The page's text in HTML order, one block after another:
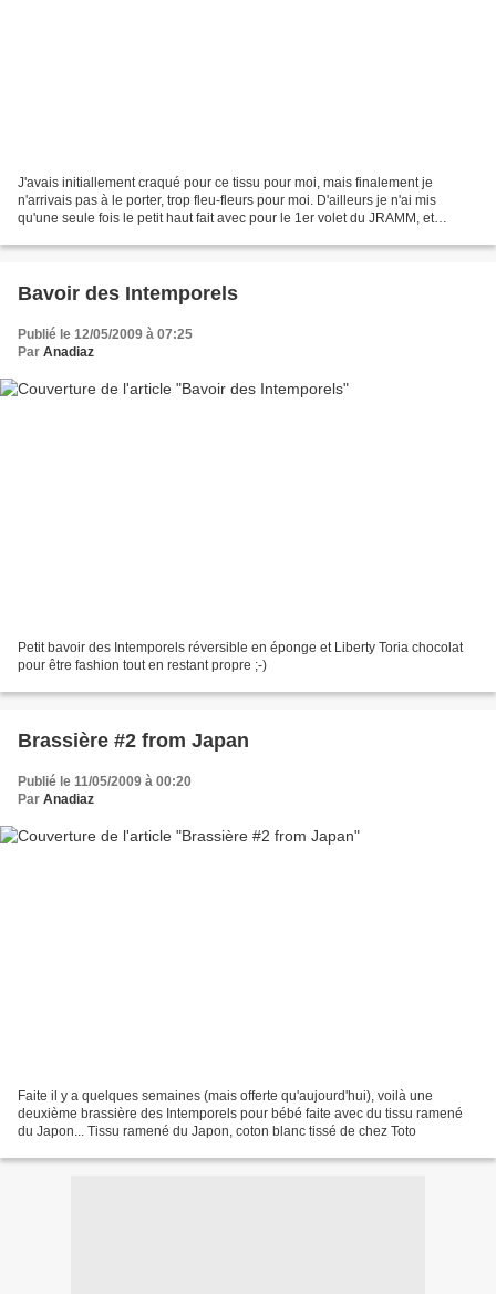
J'avais initiallement craqué pour ce tissu pour moi, mais finalement je
n'arrivais pas à le porter, trop fleu-fleurs pour moi. D'ailleurs je n'ai mis
qu'une seule fois le petit haut fait avec pour le 1er volet du JRAMM, et
Bavoir des Intemporels
Publié le 12/05/2009 à 07:25
Par Anadiaz
Petit bavoir des Intemporels réversible en éponge et Liberty Toria chocolat
pour être fashion tout en restant propre ;-)
Brassière #2 from Japan
Publié le 11/05/2009 à 00:20
Par Anadiaz
Faite il y a quelques semaines (mais offerte qu'aujourd'hui), voilà une
deuxième brassière des Intemporels pour bébé faite avec du tissu ramené
du Japon... Tissu ramené du Japon, coton blanc tissé de chez Toto